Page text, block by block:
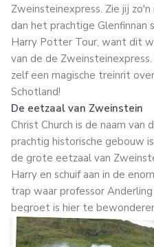
Zweinsteinexpress. Zie jij
dan het prachtige
Harry Potter Tour, want dit
van de de
zelf een magische treinrit
Schotland!
De eetzaal van Zweinstein
Christ Church is de naam
prachtig historische gebouw
de grote eetzaal van
Harry en schuif aan in de
trap waar professor
begroet is hier te